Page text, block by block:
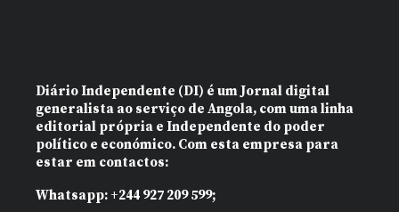
Diário Independente (DI) é um Jornal digital
generalista ao serviço de Angola, com uma linha
editorial própria e Independente do poder
político e económico. Com esta empresa para
estar em contactos:
Whatsapp: +244 927 209 599;